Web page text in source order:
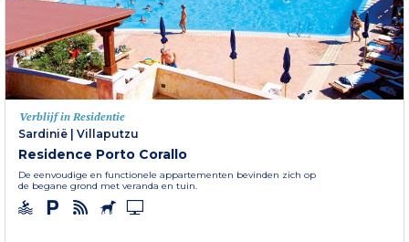
Verblijf in Residentie
Sardinië | Villaputzu
Residence Porto Corallo
De eenvoudige en functionele appartementen bevinden zich op
de begane grond met veranda en tuin.